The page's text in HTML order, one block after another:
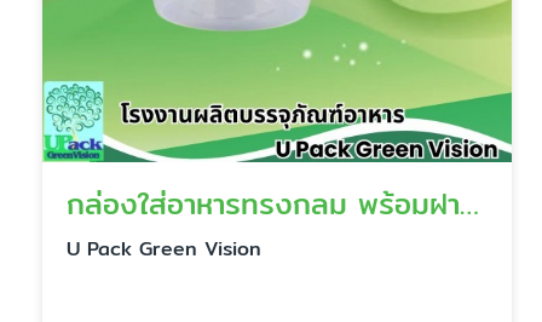
กล่องใส่อาหารทรงกลม พร้อมฝาปิด
U Pack Green Vision